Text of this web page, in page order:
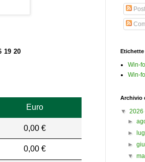
19 20
Euro
0,00 €
0,00 €
Post
Etichette
Win-
Win-
Archivio
▼ 2026
►
►
►
▼